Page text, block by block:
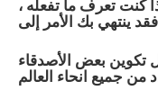
كنت تعرف ما تفعله ،
فقد ينتهي بك الأمر إلى
تكوين بعض الأصدقاء